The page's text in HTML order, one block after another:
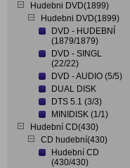
Hudebni DVD(1899)
Hudebni DVD(1899)
DVD - HUDEBNÍ
(1879/1879)
DVD - SINGL
(22/22)
DVD - AUDIO (5/5)
DUAL DISK
DTS 5.1 (3/3)
MINIDISK (1/1)
Hudební CD(430)
CD hudební(430)
Hudební CD
(430/430)